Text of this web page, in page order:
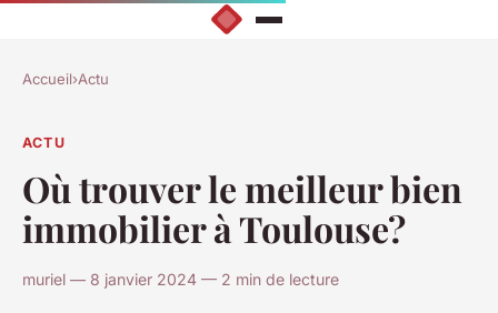
Accueil›Actu
ACTU
Où trouver le meilleur bien
immobilier à Toulouse?
muriel — 8 janvier 2024 — 2 min de lecture